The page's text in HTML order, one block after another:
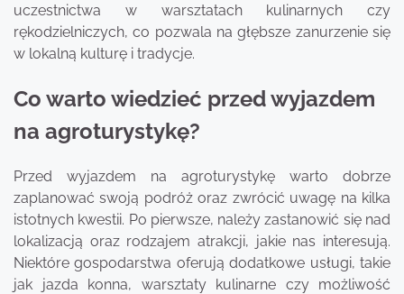
uczestnictwa w warsztatach kulinarnych czy
rękodzielniczych, co pozwala na głębsze zanurzenie się
w lokalną kulturę i tradycje.
Co warto wiedzieć przed wyjazdem
na agroturystykę?
Przed wyjazdem na agroturystykę warto dobrze
zaplanować swoją podróż oraz zwrócić uwagę na kilka
istotnych kwestii. Po pierwsze, należy zastanowić się nad
lokalizacją oraz rodzajem atrakcji, jakie nas interesują.
Niektóre gospodarstwa oferują dodatkowe usługi, takie
jak jazda konna, warsztaty kulinarne czy możliwość